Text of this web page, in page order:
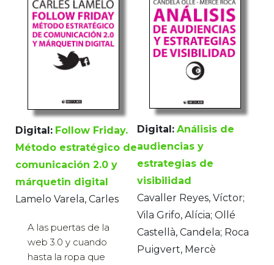
Digital: Follow Friday.
Método estratégico de
comunicación 2.0 y
márquetin digital
Lamelo Varela, Carles
A las puertas de la
web 3.0 y cuando
hasta la ropa que
Digital: Análisis de
audiencias y
estrategias de
visibilidad
Cavaller Reyes, Víctor;
Vila Grifo, Alícia; Ollé
Castellà, Candela; Roca
Puigvert, Mercè